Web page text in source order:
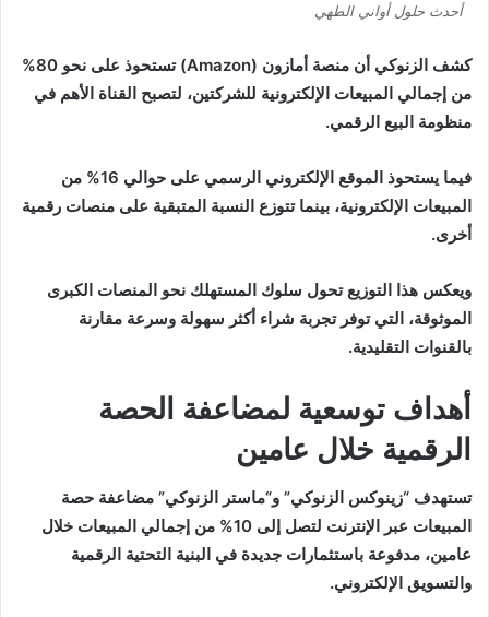
أحدث حلول أواني الطهي
كشف الزنوكي أن منصة أمازون (Amazon) تستحوذ على نحو 80%
من إجمالي المبيعات الإلكترونية للشركتين، لتصبح القناة الأهم في
منظومة البيع الرقمي.
فيما يستحوذ الموقع الإلكتروني الرسمي على حوالي 16% من
المبيعات الإلكترونية، بينما تتوزع النسبة المتبقية على منصات رقمية
أخرى.
ويعكس هذا التوزيع تحول سلوك المستهلك نحو المنصات الكبرى
الموثوقة، التي توفر تجربة شراء أكثر سهولة وسرعة مقارنة
بالقنوات التقليدية.
أهداف توسعية لمضاعفة الحصة
الرقمية خلال عامين
تستهدف “زينوكس الزنوكي” و“ماستر الزنوكي” مضاعفة حصة
المبيعات عبر الإنترنت لتصل إلى 10% من إجمالي المبيعات خلال
عامين، مدفوعة باستثمارات جديدة في البنية التحتية الرقمية
والتسويق الإلكتروني.